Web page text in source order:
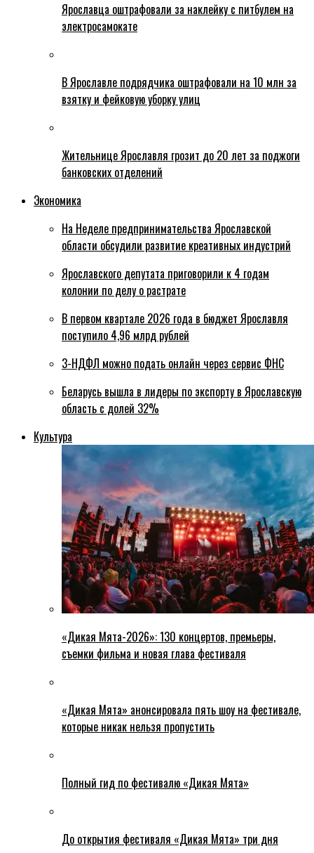
Ярославца оштрафовали за наклейку с питбулем на
электросамокате
В Ярославле подрядчика оштрафовали на 10 млн за
взятку и фейковую уборку улиц
Жительнице Ярославля грозит до 20 лет за поджоги
банковских отделений
Экономика
На Неделе предпринимательства Ярославской
области обсудили развитие креативных индустрий
Ярославского депутата приговорили к 4 годам
колонии по делу о растрате
В первом квартале 2026 года в бюджет Ярославля
поступило 4,96 млрд рублей
3-НДФЛ можно подать онлайн через сервис ФНС
Беларусь вышла в лидеры по экспорту в Ярославскую
область с долей 32%
Культура
«Дикая Мята-2026»: 130 концертов, премьеры,
съемки фильма и новая глава фестиваля
«Дикая Мята» анонсировала пять шоу на фестивале,
которые никак нельзя пропустить
Полный гид по фестивалю «Дикая Мята»
До открытия фестиваля «Дикая Мята» три дня